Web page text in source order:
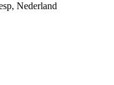
Nederland